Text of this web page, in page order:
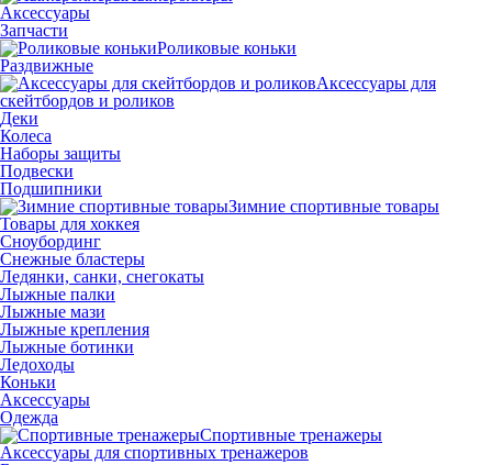
Аксессуары
Запчасти
Роликовые коньки
Раздвижные
Аксессуары для
скейтбордов и роликов
Деки
Колеса
Наборы защиты
Подвески
Подшипники
Зимние спортивные товары
Товары для хоккея
Сноубординг
Снежные бластеры
Ледянки, санки, снегокаты
Лыжные палки
Лыжные мази
Лыжные крепления
Лыжные ботинки
Ледоходы
Коньки
Аксессуары
Одежда
Спортивные тренажеры
Аксессуары для спортивных тренажеров